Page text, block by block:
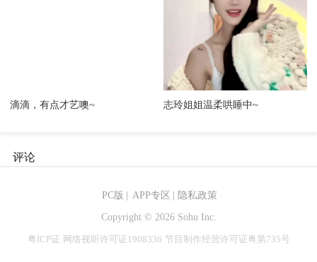
滴滴，有点才艺噢~ 志玲姐姐温柔哄睡中~
评论
PC版 APP专区 隐私政策
Copyright © 2026 Sohu Inc.
粤ICP证 网络视听许可证1908336 节目制作经营许可证粤第735号